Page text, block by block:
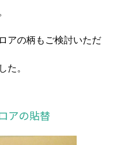
アの柄もご検討いただ
た。
アの貼替